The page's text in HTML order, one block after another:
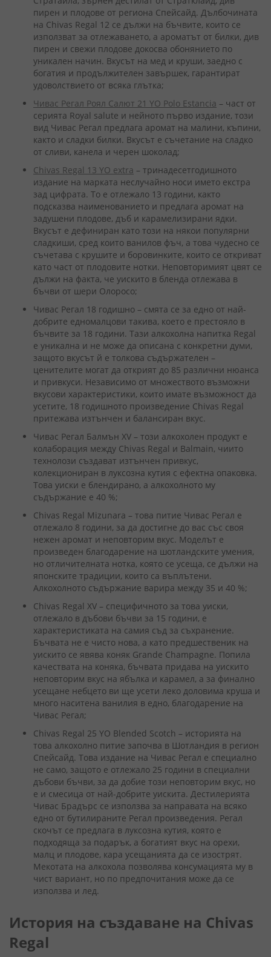
пирен и плодове от региона Спейсайд. Дълбочината
на Chivas Regal 12 се дължи на бъчвите, които се
използват за отлежаването, а ароматът от билки, див
пирен и свежи плодове докосва обонянието по
уникален начин. Вкусът на мед и круши, заедно с
богатия и продължителен завършек, гарантират
удоволствието от всяка глътка;
Чивас Регал Роял Салют 21 YO Polo Estancia – част от
серията Royal salute и нейното първо издание, този
вид Чивас Регал предлага аромат на малини, къпини,
както и сладки билки. Вкусът е съчетание на сладко
от сливи, канела и черен шоколад;
Chivas Regal 13 YO extra – тринадесетгодишното
издание на марката неслучайно носи името екстра
зад цифрата. То е отлежало 13 години, както
подсказва наименованието и предлага аромат на
задушени плодове, дъб и карамелизирани ядки.
Вкусът е дефиниран като този на някои популярни
сладкиши, сред които ванилов фъч, а това чудесно се
съчетава с крушите и боровинките, които се откриват
като част от плодовите нотки. Неповторимият цвят се
дължи на факта, че уискито в бленда отлежава в
бъчви от шери Олоросо;
Чивас Регал 18 годишно – смята се за едно от най-
добрите едномалцови такива, което е престояло в
бъчвите за 18 години. Тази алкохолна напитка Regal
е уникална и не може да описана с конкретни думи,
защото вкусът й е толкова съдържателен –
ценителите могат да открият до 85 различни нюанса
и привкуси. Независимо от множеството възможни
вкусови характеристики, които имате възможност да
усетите, 18 годишното произведение Chivas Regal
притежава изтънчен и балансиран вкус.
Чивас Регал Балмън XV – този алкохолен продукт е
колаборация между Chivas Regal и Balmain, чиито
технолози създават изтънчен привкус,
колекциониран в луксозна кутия с ефектна опаковка.
Това уиски е блендирано, а алкохолното му
съдържание е 40 %;
Chivas Regal Mizunara – това питие Чивас Регал е
отлежало 8 години, за да достигне до вас със своя
нежен аромат и неповторим вкус. Моделът е
произведен благодарение на шотландските умения,
но отличителната нотка, която се усеща, се дължи на
японските традиции, които са въплътени.
Алкохолното съдържание варира между 35 и 40 %;
Chivas Regal XV – специфичното за това уиски,
отлежало в дъбови бъчви за 15 години, е
характеристиката на самия съд за съхранение.
Бъчвата не е чисто нова, а като предшественик на
уискито се явява коняк Grande Champagne. Попила
качествата на коняка, бъчвата придава на уискито
неповторим вкус на ябълка и карамел, а за финално
усещане небцето ви ще усети леко доловима круша и
много наситена ванилия в едно, благодарение на
Чивас Регал;
Chivas Regal 25 YO Blended Scotch – историята на
това алкохолно питие започва в Шотландия в регион
Спейсайд. Това издание на Чивас Регал е специално
не само, защото е отлежало 25 години в специални
дъбови бъчви, за да добие този неповторим вкус, но
е и смесица от най-добрите уискита. Дестилерията
Чивас Брадърс се използва за направата на всяко
едно от бутилираните Регал произведения. Регал
скочът се предлага в луксозна кутия, която е
подходяща за подарък, а богатият вкус на орехи,
малц и плодове, кара усещанията да се изострят.
Мекотата на алкохола позволява консумацията му в
чист вариант, но по предпочитания може да се
използва и лед.
История на създаване на Chivas
Regal